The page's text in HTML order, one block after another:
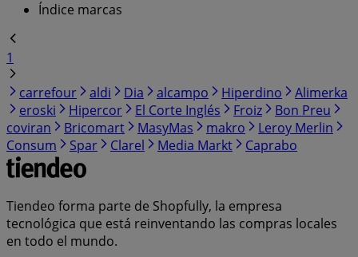
Índice marcas
1
carrefour
aldi Dia alcampo Hiperdino
Alimerka
eroski
Hipercor El Corte Inglés Froiz
Bon Preu
coviran
Bricomart MasyMas makro
Leroy Merlin
Consum
Spar Clarel Media Markt Caprabo
Tiendeo forma parte de Shopfully, la empresa
tecnológica que está reinventando las compras locales
en todo el mundo.